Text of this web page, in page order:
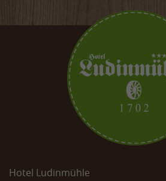
Hotel Ludinmühle